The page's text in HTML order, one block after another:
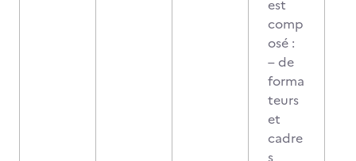
est
comp
osé :
– de
forma
teurs
et
cadre
s